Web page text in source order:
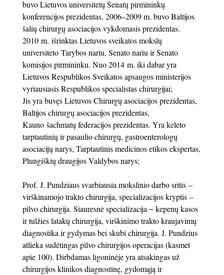
buvo Lietuvos universitetų Senatų pirmininkų
konferencijos prezidentas, 2006–2009 m. buvo Baltijos
šalių chirurgų asociacijos vykdomasis prezidentas.
2010 m. išrinktas Lietuvos sveikatos mokslų
universiteto Tarybos nariu, Senato nariu ir Senato
komisijos pirmininku. Nuo 2014 m. iki dabar yra
Lietuvos Respublikos Sveikatos apsaugos ministerijos
vyriausiasis Respublikos specialistas chirurgijai;
Jis yra buvęs Lietuvos Chirurgų asociacijos prezidentas,
Baltijos chirurgų asociacijos prezidentas,
Kauno šachmatų federacijos prezidentas. Yra keleto
tarptautinių ir pasaulio chirurgų, gastroenterologų
asociacijų narys, Tarptautinis medicinos etikos ekspertas,
Plungiškių draugijos Valdybos narys;
Prof. J. Pundziaus svarbiausia mokslinio darbo sritis –
virškinamojo trakto chirurgija, specializacijos kryptis –
pilvo chirurgija. Siauresnė specializacija − kepenų kasos
ir tulžies latakų chirurgija, virškinimo trakto kraujavimų
diagnostika ir gydymas bei skubi chirurgija. J. Pundzius
atlieka sudėtingas pilvo chirurgijos operacijas (kasmet
apie 100). Dirbdamas ligoninėje yra atsakingas už
chirurgijos klinikos diagnostinę, gydomąją ir